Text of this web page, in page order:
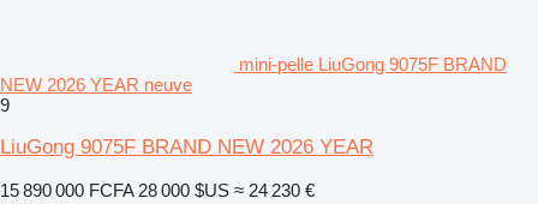
mini-pelle LiuGong 9075F BRAND
NEW 2026 YEAR neuve
9
LiuGong 9075F BRAND NEW 2026 YEAR
15 890 000 FCFA 28 000 $US ≈ 24 230 €